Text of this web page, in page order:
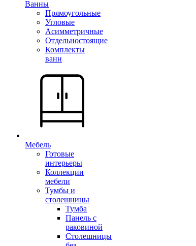
Ванны
Прямоугольные
Угловые
Асимметричные
Отдельностоящие
Комплекты
ванн
Мебель
Готовые
интерьеры
Коллекции
мебели
Тумбы и
столешницы
Тумба
Панель с
раковиной
Столешницы